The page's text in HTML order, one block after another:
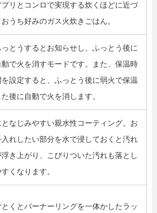
プリとコンロで実現する炊くほどに近づ
おうち好みのガス火炊きごはん。
っとうするとお知らせし、ふっとう後に
動で火を消すモードです。また、保温時
を設定すると、ふっとう後に弱火で保温
た後に自動で火を消します。
となじみやすい親水性コーティング。お
入れしたい部分を水で浸しておくと汚れ
浮き上がり、こびりついた汚れも落とし
くなります。
とくとバーナーリングを一体かしたラッ